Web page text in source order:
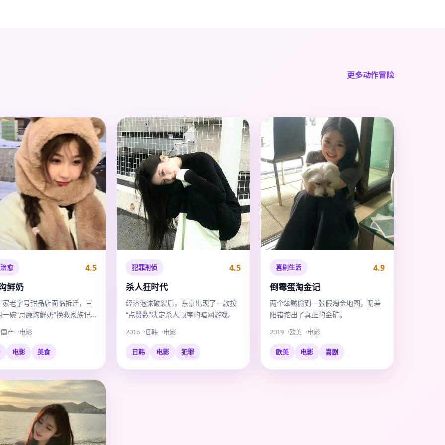
更多动作冒险
愈 4.5
鲜奶
家老字号甜品店面临拆迁，三
一碗“忌廉沟鲜奶”挽救家族记
国产 电影
电影 美食
犯罪刑侦 4.5
杀人狂时代
经济泡沫破裂后，东京出现了一款按
“点赞数”决定杀人顺序的暗网游戏。
2016 日韩 电影
日韩 电影 犯罪
喜剧生活 4.9
倒霉蛋淘金记
两个笨贼偷到一张假淘金地图，阴差
阳错挖出了真正的金矿。
2019 欧美 电影
欧美 电影 喜剧